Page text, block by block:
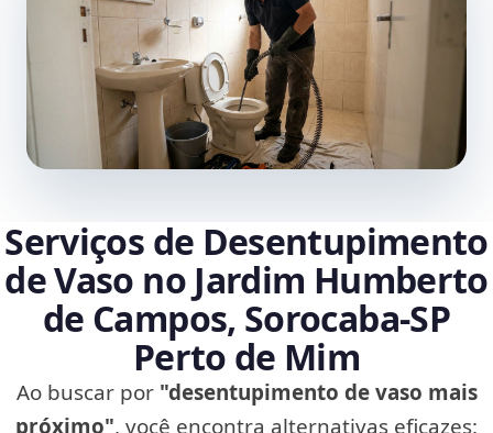
Serviços de Desentupimento
de Vaso no Jardim Humberto
de Campos, Sorocaba‑SP
Perto de Mim
Ao buscar por "desentupimento de vaso mais
próximo", você encontra alternativas eficazes: